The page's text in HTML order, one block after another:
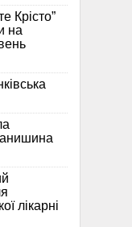
Крісто”
на
лікарні